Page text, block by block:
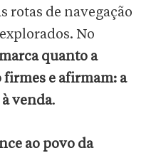
rotas de navegação
No
quanto a
e afirmam: a
venda.
ao povo da